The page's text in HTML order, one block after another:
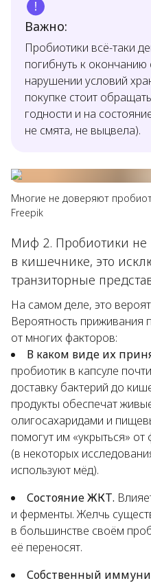
Важно:
Пробиотики всё-таки
погибнуть к окончанию
нарушении условий
покупке стоит
годности и на
не смята, не выцвела).
Многие не доверяют
Freepik
Миф 2. Пробиотики не
в кишечнике, это
транзиторные
На самом деле, это
Вероятность приживания
от многих факторов:
В каком виде их
пробиотик в капсуле
доставку бактерий до
продукты обеспечат
олигосахаридами и
помогут им «укрыться»
(в некоторых
используют мёд).
Состояние ЖКТ.
и ферменты. Желчь
в большинстве своём
её переносят.
Собственный